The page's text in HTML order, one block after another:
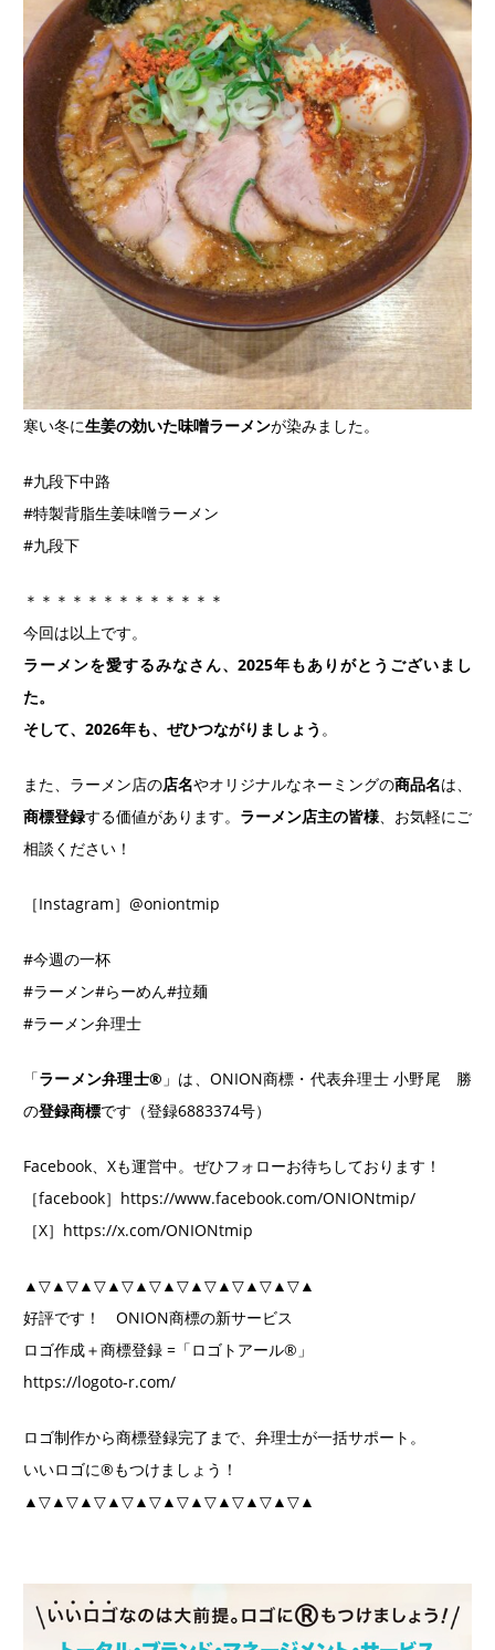
寒い冬に生姜の効いた味噌ラーメンが染みました。
#九段下中路
#特製背脂生姜味噌ラーメン
#九段下
＊＊＊＊＊＊＊＊＊＊＊＊＊
今回は以上です。
ラーメンを愛するみなさん、2025年もありがとうございまし
た。
そして、2026年も、ぜひつながりましょう 。
また、ラーメン店の店名やオリジナルなネーミングの商品名は、
商標登録する価値があります。 ラーメン店主の皆様、お気軽にご
相談ください！
［Instagram］@oniontmip
#今週の一杯
#ラーメン#らーめん#拉麺
#ラーメン弁理士
「ラーメン弁理士®️ 」は、ONION商標・代表弁理士 小野尾 勝
の登録商標です（登録6883374号）
Facebook、Xも運営中。ぜひフォローお待ちしております！
［facebook］https://www.facebook.com/ONIONtmip/
［X］https://x.com/ONIONtmip
▲▽▲▽▲▽▲▽▲▽▲▽▲▽▲▽▲▽▲▽▲
好評です！ ONION商標の新サービス
ロゴ作成＋商標登録 =「ロゴトアール®」
https://logoto-r.com/
ロゴ制作から商標登録完了まで、弁理士が一括サポート。
いいロゴに®もつけましょう！
▲▽▲▽▲▽▲▽▲▽▲▽▲▽▲▽▲▽▲▽▲